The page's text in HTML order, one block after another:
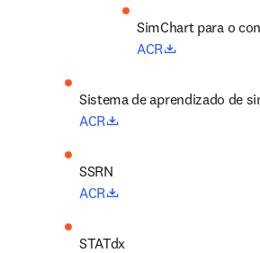
SimChart para o
ACR
Sistema de aprendizado de
ACR
ACR